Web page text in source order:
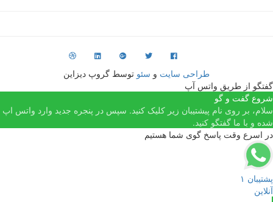
طراحی سایتوسئوتوسط گروپ دیزاین
از طریق واتس آپ
و گو
بر روی نام پیشتیبان زیر کلیک کنید. سپس در پنجره جدید وارد واتس اپ
ما گفتگو کنید.
وقت پاسخ گوی شما هستیم
۱